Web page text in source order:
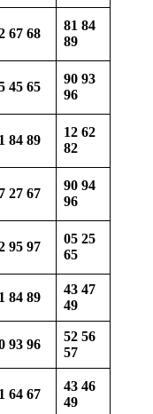
67 68
81 84
89
45 65
90 93
96
84 89
12 62
82
27 67
90 94
96
95 97
05 25
65
84 89
43 47
49
93 96
52 56
57
64 67
43 46
49